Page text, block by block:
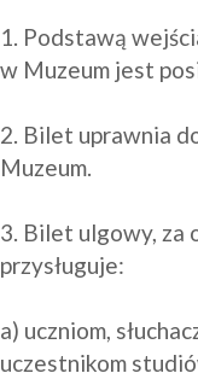
1. Podstawą
w Muzeum jest
2. Bilet uprawnia
Muzeum.
3. Bilet ulgowy, za
przysługuje:
a) uczniom,
uczestnikom